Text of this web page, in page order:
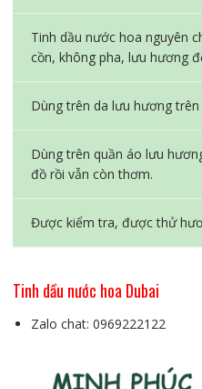
Tinh dầu nước hoa nguyên
cồn, không pha, lưu hương
Dùng trên da lưu hương trên
Dùng trên quần áo lưu
đồ rồi vẫn còn thơm.
Được kiểm tra, được thử
Tinh dầu nước hoa Dubai
Zalo chat: 0969222122